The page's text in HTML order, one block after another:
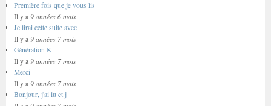
Première fois que je vous lis
Il y a 9 années 6 mois
Je lirai cette suite avec
Il y a 9 années 7 mois
Génération K
Il y a 9 années 7 mois
Merci
Il y a 9 années 7 mois
Bonjour, j'ai lu et j